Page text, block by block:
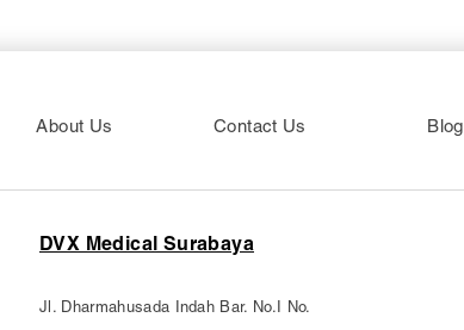
About Us Contact Us Blog
DVX Medical Surabaya
Jl. Dharmahusada Indah Bar. No.I No.